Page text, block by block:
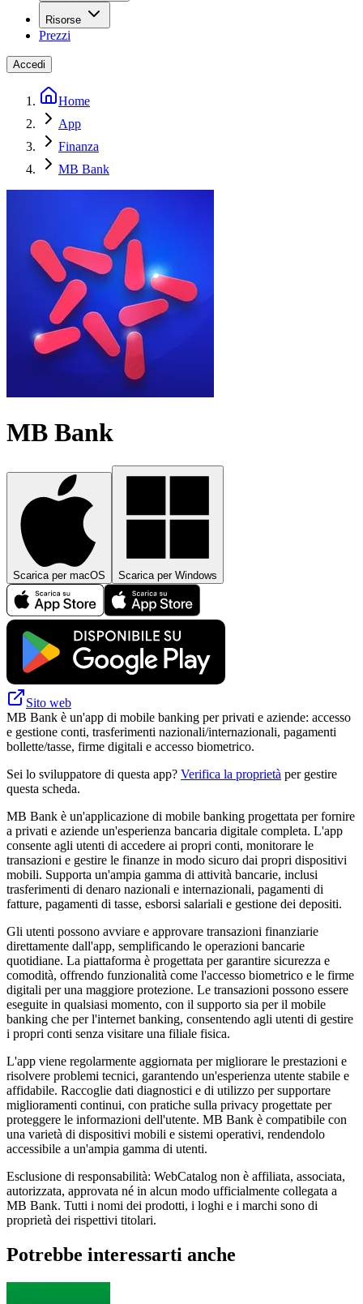
Risorse
Prezzi
Accedi
Home
App
Finanza
MB Bank
MB Bank
Scarica per macOS Scarica per Windows
Sito web
MB Bank è un'app di mobile banking per privati e aziende: accesso
e gestione conti, trasferimenti nazionali/internazionali, pagamenti
bollette/tasse, firme digitali e accesso biometrico.
Sei lo sviluppatore di questa app? Verifica la proprietà per gestire
questa scheda.
MB Bank è un'applicazione di mobile banking progettata per fornire
a privati ​​e aziende un'esperienza bancaria digitale completa. L'app
consente agli utenti di accedere ai propri conti, monitorare le
transazioni e gestire le finanze in modo sicuro dai propri dispositivi
mobili. Supporta un'ampia gamma di attività bancarie, inclusi
trasferimenti di denaro nazionali e internazionali, pagamenti di
fatture, pagamenti di tasse, esborsi salariali e gestione dei depositi.
Gli utenti possono avviare e approvare transazioni finanziarie
direttamente dall'app, semplificando le operazioni bancarie
quotidiane. La piattaforma è progettata per garantire sicurezza e
comodità, offrendo funzionalità come l'accesso biometrico e le firme
digitali per una maggiore protezione. Le transazioni possono essere
eseguite in qualsiasi momento, con il supporto sia per il mobile
banking che per l'internet banking, consentendo agli utenti di gestire
i propri conti senza visitare una filiale fisica.
L'app viene regolarmente aggiornata per migliorare le prestazioni e
risolvere problemi tecnici, garantendo un'esperienza utente stabile e
affidabile. Raccoglie dati diagnostici e di utilizzo per supportare
miglioramenti continui, con pratiche sulla privacy progettate per
proteggere le informazioni dell'utente. MB Bank è compatibile con
una varietà di dispositivi mobili e sistemi operativi, rendendolo
accessibile a un'ampia gamma di utenti.
Esclusione di responsabilità: WebCatalog non è affiliata, associata,
autorizzata, approvata né in alcun modo ufficialmente collegata a
MB Bank. Tutti i nomi dei prodotti, i loghi e i marchi sono di
proprietà dei rispettivi titolari.
Potrebbe interessarti anche